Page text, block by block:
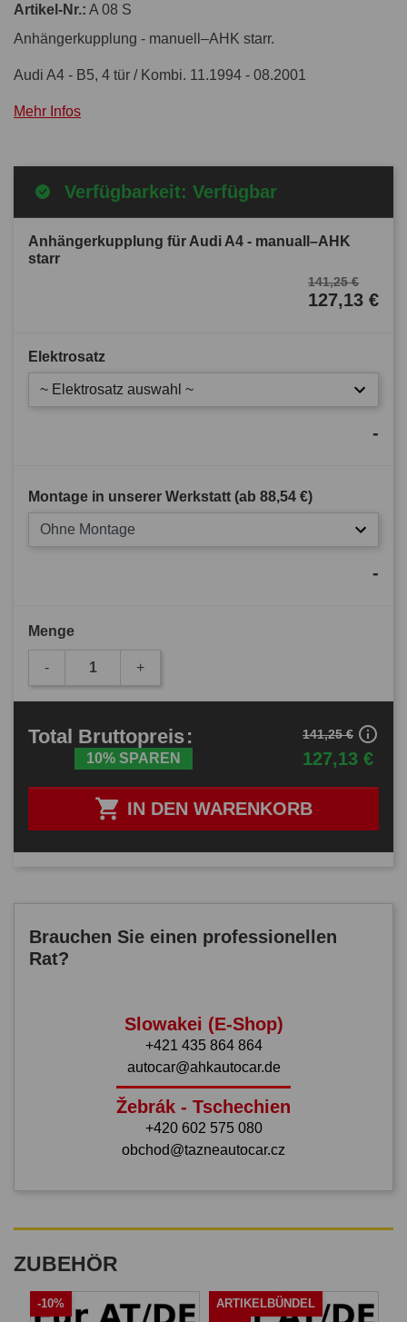
Artikel-Nr.: A 08 S
Anhängerkupplung - manuell–AHK starr.
Audi A4 - B5, 4 tür / Kombi. 11.1994 - 08.2001
Mehr Infos
Verfügbarkeit: Verfügbar
Anhängerkupplung für Audi A4 - manuall–AHK
starr
141,25 €
127,13 €
Elektrosatz
~ Elektrosatz auswahl ~
-
Montage in unserer Werkstatt (ab 88,54 €)
Ohne Montage
-
Menge
- +
 IN DEN WARENKORB
Total Bruttopreis:
10% SPAREN 127,13 €
141,25 € info_outline
Brauchen Sie einen professionellen
Rat?
Slowakei (E-Shop)
+421 435 864 864
autocar@ahkautocar.de
Žebrák - Tschechien
+420 602 575 080
obchod@tazneautocar.cz
ZUBEHÖR
-10%
ARTIKELBÜNDEL